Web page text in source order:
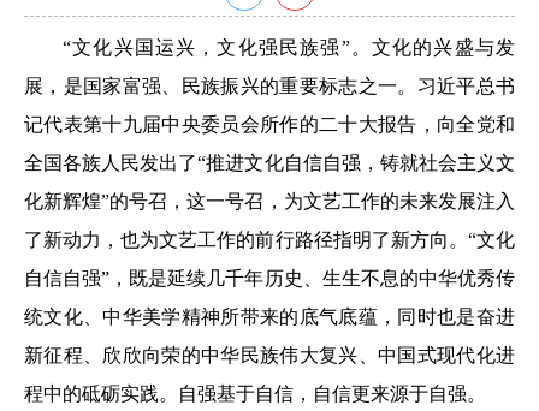
“文化兴国运兴，文化强民族强”。文化的兴盛与发
展，是国家富强、民族振兴的重要标志之一。习近平总书
记代表第十九届中央委员会所作的二十大报告，向全党和
全国各族人民发出了“推进文化自信自强，铸就社会主义文
化新辉煌”的号召，这一号召，为文艺工作的未来发展注入
了新动力，也为文艺工作的前行路径指明了新方向。“文化
自信自强”，既是延续几千年历史、生生不息的中华优秀传
统文化、中华美学精神所带来的底气底蕴，同时也是奋进
新征程、欣欣向荣的中华民族伟大复兴、中国式现代化进
程中的砥砺实践。自强基于自信，自信更来源于自强。